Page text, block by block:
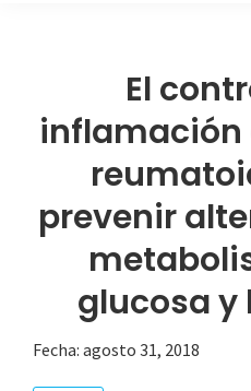
El
inflamación
prevenir
glucosa y
Fecha: agosto 31, 2018